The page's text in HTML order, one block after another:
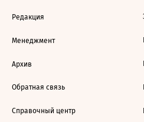
Редакция
Менеджмент
Архив
Обратная связь
Справочный центр